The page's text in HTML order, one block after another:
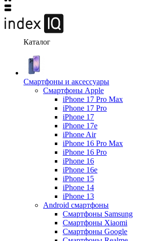
Каталог
Смартфоны и аксессуары
Смартфоны Apple
iPhone 17 Pro Max
iPhone 17 Pro
iPhone 17
iPhone 17e
iPhone Air
iPhone 16 Pro Max
iPhone 16 Pro
iPhone 16
iPhone 16e
iPhone 15
iPhone 14
iPhone 13
Android cмартфоны
Смартфоны Samsung
Смартфоны Xiaomi
Смартфоны Google